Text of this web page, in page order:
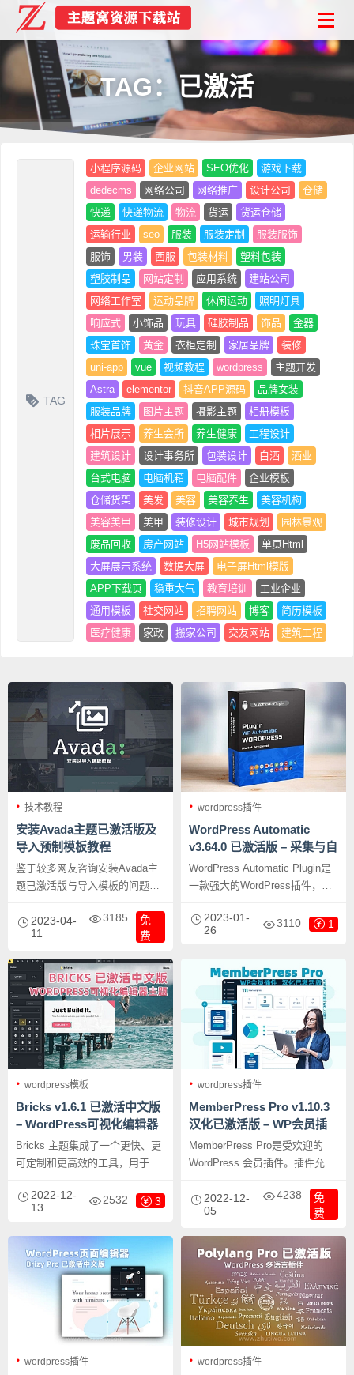
TAG：已激活
TAG
小程序源码 企业网站 SEO优化
游戏下载
dedecms
网络公司 网络推广 设计公司
仓储
快递
快递物流 物流 货运
货运仓储
运输行业
seo 服装 服装定制
服装服饰
服饰
男装 西服 包装材料
塑料包装
塑胶制品
网站定制 应用系统
建站公司
网络工作室
运动品牌 休闲运动
照明灯具
响应式
小饰品 玩具 硅胶制品 饰品
金器
珠宝首饰
黄金 衣柜定制 家居品牌
装修
uni-app
vue 视频教程 wordpress
主题开发
Astra
elementor 抖音APP源码
品牌女装
服装品牌
图片主题 摄影主题
相册模板
相片展示
养生会所 养生健康
工程设计
建筑设计
设计事务所 包装设计 白酒
酒业
台式电脑
电脑机箱 电脑配件
企业模板
仓储货架
美发 美容 美容养生
美容机构
美容美甲
美甲 装修设计 城市规划
园林景观
废品回收
房产网站 H5网站模板
单页Html
大屏展示系统
数据大屏
电子屏Html模版
APP下载页
稳重大气 教育培训
工业企业
通用模板
社交网站 招聘网站 博客
简历模板
医疗健康
家政 搬家公司 交友网站 建筑工程
技术教程
安装Avada主题已激活版及
导入预制模板教程
鉴于较多网友咨询安装Avada主
题已激活版与导入模板的问题，
助。本文以Avada主题v7.7.1中
文汉化版为例。
2023-04-
11
3185
免
费
wordpress插件
WordPress Automatic
v3.64.0 已激活版 – 采集与自
动发布插件
WordPress Automatic Plugin是
一款强大的WordPress插件，可
以从Youtube、Twitter等流行网站
使用API导入内容，也可以自动
采集商品信息，并将其自动发布
到WordPress。此外，该插件还
可以根据要求设置销售联盟的购
买链接，帮助你轻松利用
WordPress赚钱。
2023-01-
26
3110 1
wordpress模板
Bricks v1.6.1 已激活中文版
– WordPress可视化编辑器
主题
Bricks 主题集成了一个更快、更
可定制和更高效的工具，用于可
它颠覆了 WordPress 主题的传统
模式，Bricks 安装后默认未预制
木一样完全自定义，大家设计出
来的网站不再千篇一律。
2022-12-
13
2532 3
wordpress插件
MemberPress Pro v1.10.3
汉化已激活版 – WP会员插
件 含组件
MemberPress Pro是受欢迎的
WordPress 会员插件。插件允许
容的访问，包括页面、帖子、类
别、标签和上传的文件等。
2022-12-
05
4238
免
费
wordpress插件 wordpress插件